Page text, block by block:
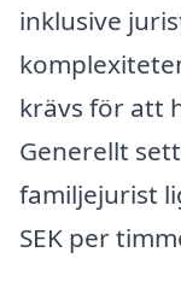
inklusive
krävs för att
Generellt
familjejurist
SEK per